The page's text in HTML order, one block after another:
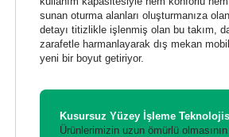
sunan oturma alanları oluşturmanıza
detayı titizlikle işlenmiş olan bu takım,
zarafetle harmanlayarak dış mekan
yeni bir boyut getiriyor.
Kusursuz Yüzey İşleme
Ürünlerimizin uzun ömürlü olmasının